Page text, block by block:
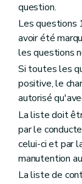
question.
Les questions
avoir été
les questions
Si toutes les
positive, le
autorisé
La liste doit
par le
celui-ci et par
manutention
La liste de